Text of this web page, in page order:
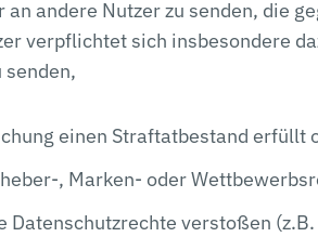
andere Nutzer zu senden, die
verpflichtet sich insbesondere
senden,
einen Straftatbestand
, Marken- oder
Datenschutzrechte verstoßen